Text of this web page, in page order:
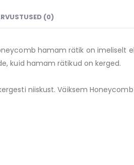
(0)
hamam rätik on imeliselt
kuid hamam rätikud on kerged.
niiskust. Väiksem